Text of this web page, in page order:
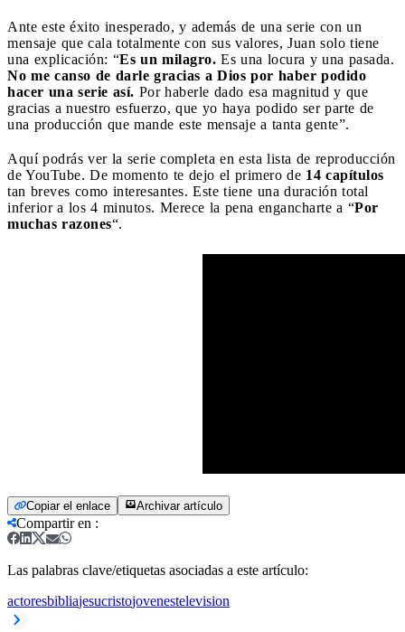
Ante este éxito inesperado, y además de una serie con un
mensaje que cala totalmente con sus valores, Juan solo tiene
una explicación: “Es un milagro. Es una locura y una pasada.
No me canso de darle gracias a Dios por haber podido
hacer una serie así. Por haberle dado esa magnitud y que
gracias a nuestro esfuerzo, que yo haya podido ser parte de
una producción que mande este mensaje a tanta gente”.
Aquí podrás ver la serie completa en esta lista de reproducción
de YouTube. De momento te dejo el primero de 14 capítulos
tan breves como interesantes. Este tiene una duración total
inferior a los 4 minutos. Merece la pena engancharte a “Por
muchas razones“.
Copiar el enlace Archivar artículo
Compartir en :
Las palabras clave/etiquetas asociadas a este artículo:
actoresbibliajesucristojovenestelevision